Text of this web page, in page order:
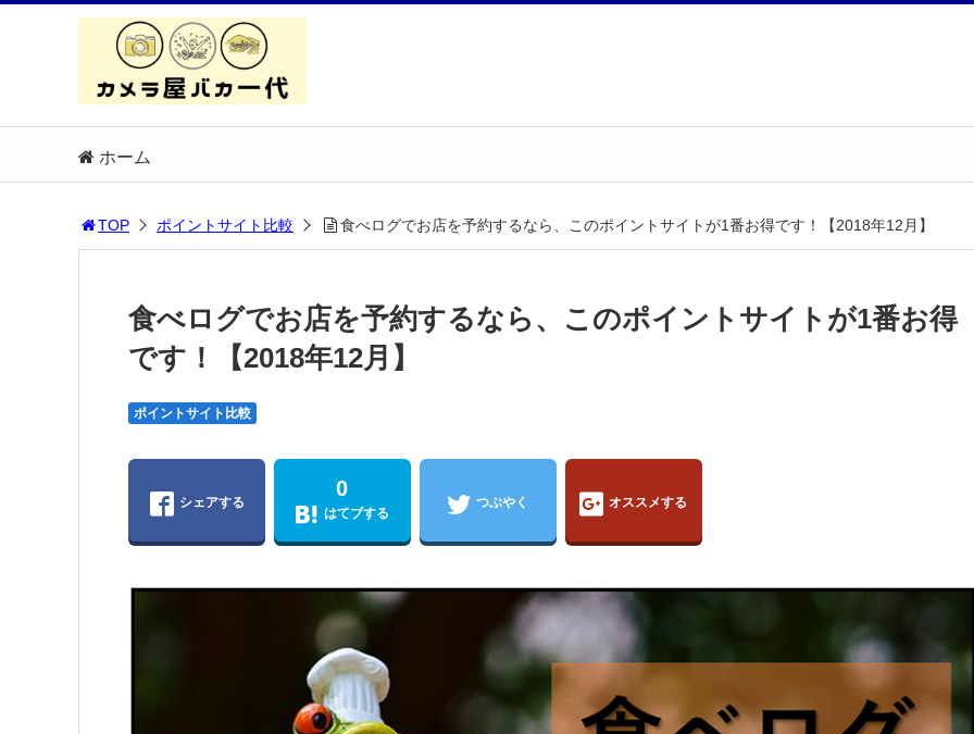
ホーム
TOP ポイントサイト比較 食べログでお店を予約するなら、このポイントサイトが1番お得です！【2018年12月】
食べログでお店を予約するなら、このポイントサイトが1番お得
です！【2018年12月】
ポイントサイト比較
シェアする
0
はてブする
つぶやく オススメする